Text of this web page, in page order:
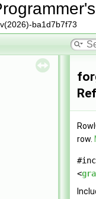
ba1d7b7f73
row.
<